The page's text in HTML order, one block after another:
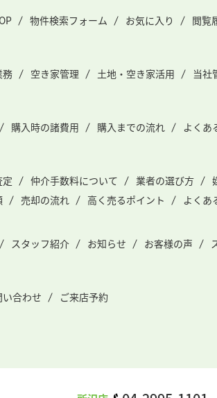
物件検索フォーム お気に入り 閲覧
務 空き家管理 土地・空き家活用 当社
購入時の諸費用 購入までの流れ よくあ
仲介手数料について 業者の選び方
売却の流れ 高く売るポイント よくあ
スタッフ紹介 お知らせ お客様の声
合わせ ご来店予約